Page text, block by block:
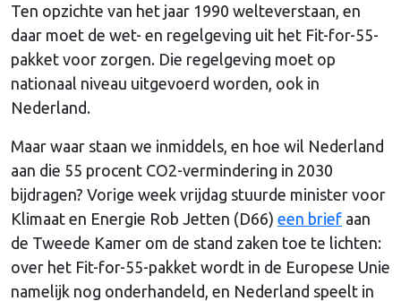
Ten opzichte van het jaar 1990 welteverstaan, en
daar moet de wet- en regelgeving uit het Fit-for-55-
pakket voor zorgen. Die regelgeving moet op
nationaal niveau uitgevoerd worden, ook in
Nederland.
Maar waar staan we inmiddels, en hoe wil Nederland
aan die 55 procent CO2-vermindering in 2030
bijdragen? Vorige week vrijdag stuurde minister voor
Klimaat en Energie Rob Jetten (D66) een brief aan
de Tweede Kamer om de stand zaken toe te lichten:
over het Fit-for-55-pakket wordt in de Europese Unie
namelijk nog onderhandeld, en Nederland speelt in